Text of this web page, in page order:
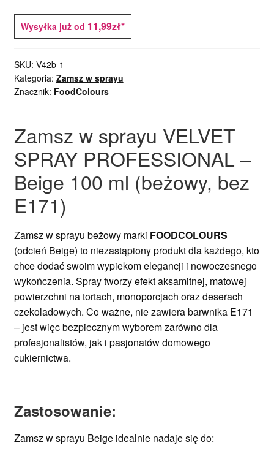
Wysyłka już od 11,99zł*
SKU: V42b-1
Kategoria: Zamsz w sprayu
Znacznik: FoodColours
Zamsz w sprayu VELVET
SPRAY PROFESSIONAL –
Beige 100 ml (beżowy, bez
E171)
Zamsz w sprayu beżowy marki FOODCOLOURS
(odcień Beige) to niezastąpiony produkt dla każdego, kto
chce dodać swoim wypiekom elegancji i nowoczesnego
wykończenia. Spray tworzy efekt aksamitnej, matowej
powierzchni na tortach, monoporcjach oraz deserach
czekoladowych. Co ważne, nie zawiera barwnika E171
– jest więc bezpiecznym wyborem zarówno dla
profesjonalistów, jak i pasjonatów domowego
cukiernictwa.
Zastosowanie:
Zamsz w sprayu Beige idealnie nadaje się do: